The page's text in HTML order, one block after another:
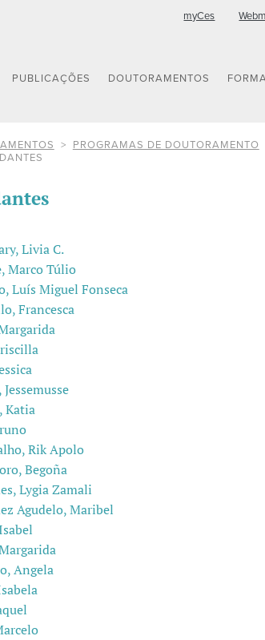
myCes
PUBLICAÇÕES DOUTORAMENTOS
PROGRAMAS DE DOUTORAMENTO
Livia C.
Marco Túlio
Luís Miguel Fonseca
Francesca
Katia
Rik Apolo
Begoña
Lygia Zamali
Agudelo, Maribel
Angela